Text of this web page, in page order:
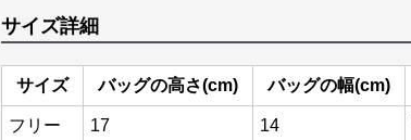
サイズ詳細
サイズ バッグの高さ(cm) バッグの幅(cm)
フリー 17 14